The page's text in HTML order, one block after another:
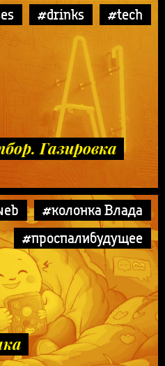
#drinks #tech
Газировка
#колонка Влада
#проспалибудущее